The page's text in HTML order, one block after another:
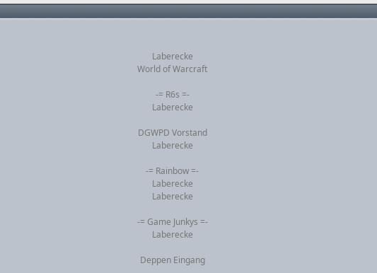
Laberecke
World of Warcraft
-= R6s =-
Laberecke
DGWPD Vorstand
Laberecke
-= Rainbow =-
Laberecke
Laberecke
-= Game Junkys =-
Laberecke
Deppen Eingang